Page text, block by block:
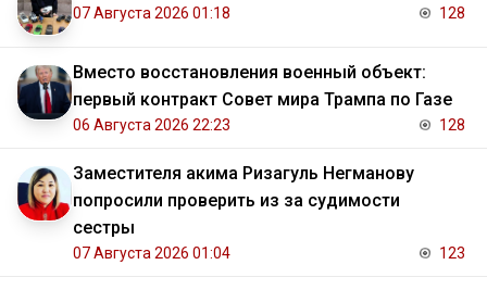
07 Августа 2026 01:18 128
Вместо восстановления военный объект:
первый контракт Совет мира Трампа по Газе
06 Августа 2026 22:23 128
Заместителя акима Ризагуль Негманову
попросили проверить из за судимости
сестры
07 Августа 2026 01:04 123